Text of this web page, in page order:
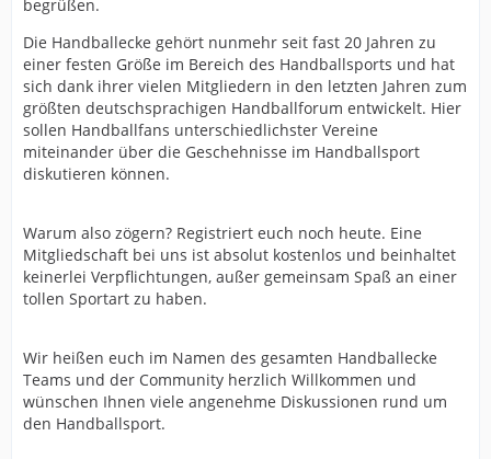
begrüßen.
Die Handballecke gehört nunmehr seit fast 20 Jahren zu
einer festen Größe im Bereich des Handballsports und hat
sich dank ihrer vielen Mitgliedern in den letzten Jahren zum
größten deutschsprachigen Handballforum entwickelt. Hier
sollen Handballfans unterschiedlichster Vereine
miteinander über die Geschehnisse im Handballsport
diskutieren können.
Warum also zögern? Registriert euch noch heute. Eine
Mitgliedschaft bei uns ist absolut kostenlos und beinhaltet
keinerlei Verpflichtungen, außer gemeinsam Spaß an einer
tollen Sportart zu haben.
Wir heißen euch im Namen des gesamten Handballecke
Teams und der Community herzlich Willkommen und
wünschen Ihnen viele angenehme Diskussionen rund um
den Handballsport.